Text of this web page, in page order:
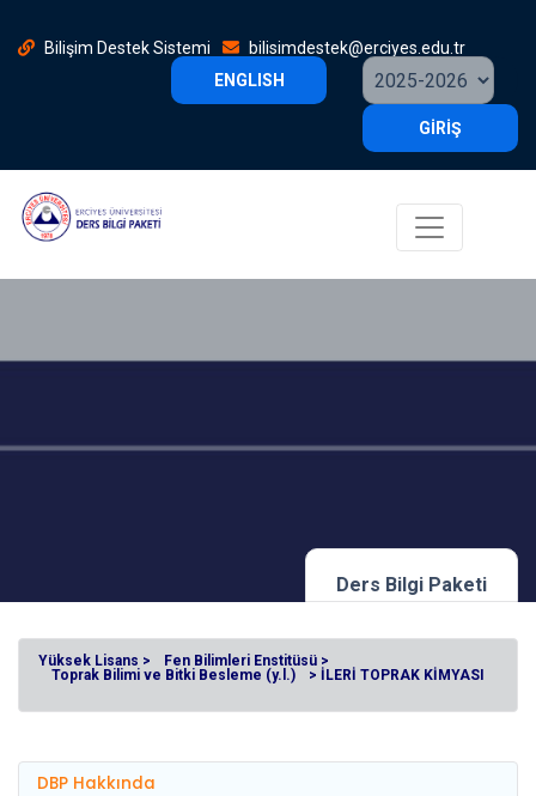
Bilişim Destek Sistemi
bilisimdestek@erciyes.edu.tr
ENGLISH
GİRİŞ
Ders Bilgi Paketi
Yüksek Lisans >
Fen Bilimleri Enstitüsü >
Toprak Bilimi ve Bitki Besleme (y.l.)
> İLERİ TOPRAK KİMYASI
DBP Hakkında